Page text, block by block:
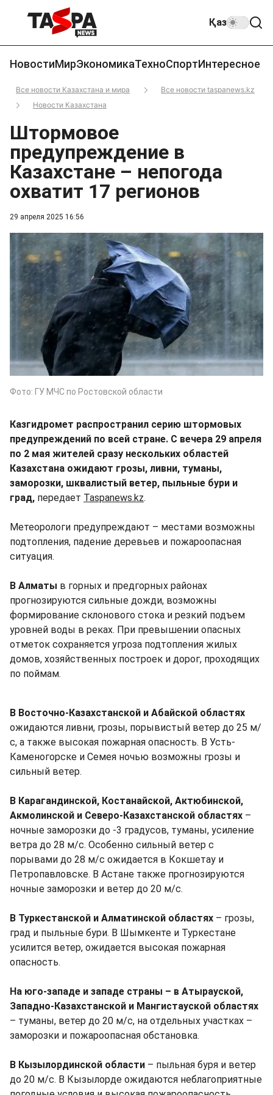
Қаз
НовостиМирЭкономикаТехноСпортИнтересное
Все новости Казахстана и мира
Все новости taspanews.kz
Новости Казахстана
29 апреля 2025 16:56
Штормовое
предупреждение в
Казахстане – непогода
охватит 17 регионов
Фото: ГУ МЧС по Ростовской области
Казгидромет распространил серию штормовых
предупреждений по всей стране. С вечера 29 апреля
по 2 мая жителей сразу нескольких областей
Казахстана ожидают грозы, ливни, туманы,
заморозки, шквалистый ветер, пыльные бури и
град, передает Taspanews.kz.
Метеорологи предупреждают – местами возможны
подтопления, падение деревьев и пожароопасная
ситуация.
В Алматы в горных и предгорных районах
прогнозируются сильные дожди, возможны
формирование склонового стока и резкий подъем
уровней воды в реках. При превышении опасных
отметок сохраняется угроза подтопления жилых
домов, хозяйственных построек и дорог, проходящих
по поймам.
В Восточно-Казахстанской и Абайской областях
ожидаются ливни, грозы, порывистый ветер до 25 м/
с, а также высокая пожарная опасность. В Усть-
Каменогорске и Семея ночью возможны грозы и
сильный ветер.
В Карагандинской, Костанайской, Актюбинской,
Акмолинской и Северо-Казахстанской областях –
ночные заморозки до -3 градусов, туманы, усиление
ветра до 28 м/с. Особенно сильный ветер с
порывами до 28 м/с ожидается в Кокшетау и
Петропавловске. В Астане также прогнозируются
ночные заморозки и ветер до 20 м/с.
В Туркестанской и Алматинской областях – грозы,
град и пыльные бури. В Шымкенте и Туркестане
усилится ветер, ожидается высокая пожарная
опасность.
На юго-западе и западе страны – в Атырауской,
Западно-Казахстанской и Мангистауской областях
– туманы, ветер до 20 м/с, на отдельных участках –
заморозки и пожароопасная обстановка.
В Кызылординской области – пыльная буря и ветер
до 20 м/с. В Кызылорде ожидаются неблагоприятные